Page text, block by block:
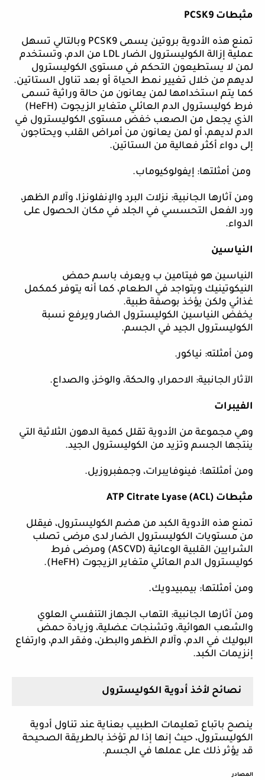
مثبطات PCSK9
تمنع هذه الأدوية بروتين يسمى PCSK9 وبالتالي تسهل
عملية إزالة الكوليسترول الضارLDL من الدم، وتستخدم
لمن لا يستطيعون التحكم في مستوى الكوليسترول
لديهم من خلال تغيير نمط الحياة أو بعد تناول الستاتين.
كما يتم استخدامها لمن يعانون من حالة وراثية تسمى
فرط كوليسترول الدم العائلي متغاير الزيجوت (HeFH
)
الذي يجعل من الصعب خفض مستوى الكوليسترول في
الدم لديهم، أو لمن يعانون من أمراض القلب ويحتاجون
إلى دواء أكثر فعالية من الستاتين.
ومن أمثلتها: إيفولوكيوماب.
ومن آثارها الجانبية: نزلات البرد والإنفلونزا، وآلام الظهر،
ورد الفعل التحسسي في الجلد في مكان الحصول على
الدواء.
النياسين
النياسين هو فيتامين ب ويعرف باسم حمض
النيكوتينيك ويتواجد في الطعام، كما أنه يتوفر كمكمل
غذائي ولكن يؤخذ بوصفة طبية.
يخفض النياسين الكوليسترول الضار ويرفع نسبة
الكوليسترول الجيد في الجسم.
ومن أمثلته: نياكور.
الآثار الجانبية: الاحمرار، والحكة، والوخز، والصداع.
الفيبرات
وهي مجموعة من الأدوية تقلل كمية الدهون الثلاثية التي
ينتجها الجسم وتزيد من الكوليسترول الجيد.
ومن أمثلتها: فينوفايبرات، وجمفبروزيل.
مثبطات (ATP Citrate Lyase (ACL
تمنع هذه الأدوية الكبد من هضم الكوليسترول، فيقلل
من مستويات الكوليسترول الضار لدى مرضى تصلب
الشرايين القلبية الوعائية (ASCVD) ومرضى فرط
كوليسترول الدم العائلي متغاير الزيجوت (HeFH
).
ومن أمثلتها: بيمبيدويك.
ومن آثارها الجانبية: التهاب الجهاز التنفسي العلوي
والشعب الهوائية، وتشنجات عضلية، وزيادة حمض
البوليك في الدم، وآلام الظهر والبطن، وفقر الدم، وارتفاع
إنزيمات الكبد.
نصائح لأخذ أدوية الكوليسترول
ينصح باتباع تعليمات الطبيب بعناية عند تناول أدوية
الكوليسترول، حيث إنها إذا لم تؤخذ بالطريقة الصحيحة
قد يؤثر ذلك على عملها في الجسم.
المصادر